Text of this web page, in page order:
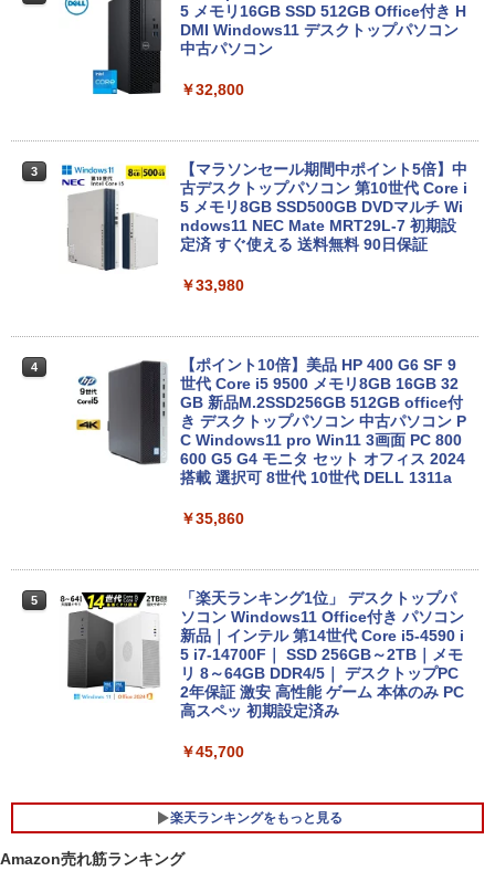
eleron CPUにアップグレード中! 中古ノ
ートパソコン Windows11 SSD換装対応
中古パソコン ノート Windows11 おまか
e付き ノートパソコン 中古 パソコン ノ
￥19,800
【1500円OFFクーポン】ノートパソコン
中古パソコン 12.1インチ SSD256GB メ
付き Windows11 Panasonic レッツノー
古PC 中古ノート SSD1TB
￥23,800
【1500円OFFクーポン】【タッチパネル
&WEBカメラ搭載】ノートパソコン 2in1
モリ8GB Core i3 第8世代 Microsoft Off
ノートPC 中古ノート 最大SSD512GB
￥24,800
【中古】【モニターにムラあり・激安ご
奉仕】 ノートパソコン / DELL Latitude
モリー8GB / Windows11 / USB / micro
￥29,800
5 メモリ16GB SSD 512GB Office付き H
DMI Windows11 デスクトップパソコン
中古パソコン
￥32,800
3
【マラソンセール期間中ポイント5倍】中
古デスクトップパソコン 第10世代 Core i
5 メモリ8GB SSD500GB DVDマルチ Wi
ndows11 NEC Mate MRT29L-7 初期設
定済 すぐ使える 送料無料 90日保証
￥33,980
4
【ポイント10倍】美品 HP 400 G6 SF 9
世代 Core i5 9500 メモリ8GB 16GB 32
GB 新品M.2SSD256GB 512GB office付
き デスクトップパソコン 中古パソコン P
C Windows11 pro Win11 3画面 PC 800
600 G5 G4 モニタ セット オフィス 2024
搭載 選択可 8世代 10世代 DELL 1311a
￥35,860
5
「楽天ランキング1位」 デスクトップパ
ソコン Windows11 Office付き パソコン
新品｜インテル 第14世代 Core i5-4590 i
5 i7-14700F｜ SSD 256GB～2TB｜メモ
リ 8～64GB DDR4/5｜ デスクトップPC
2年保証 激安 高性能 ゲーム 本体のみ PC
高スペッ 初期設定済み
￥45,700
楽天ランキングをもっと見る
Amazon売れ筋ランキング